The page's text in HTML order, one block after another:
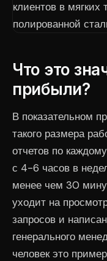
Что это
прибыли?
В показательном
такого размера
отчетов по
с 4-6 часов в
менее чем 30
уходит на
запросов и
генерального
человек это